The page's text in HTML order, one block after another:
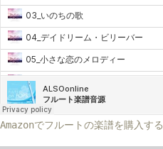
Amazonでフルートの楽譜を購入する